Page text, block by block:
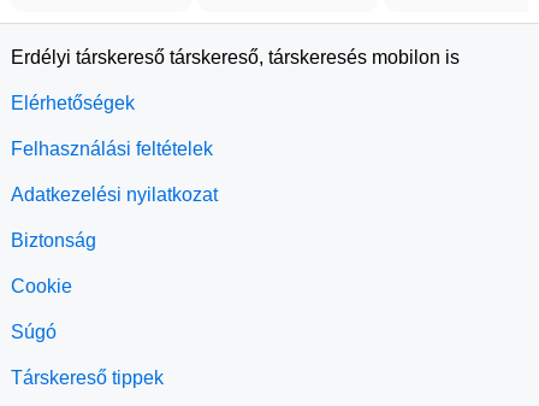
Erdélyi társkereső társkereső, társkeresés mobilon is
Elérhetőségek
Felhasználási feltételek
Adatkezelési nyilatkozat
Biztonság
Cookie
Súgó
Társkereső tippek